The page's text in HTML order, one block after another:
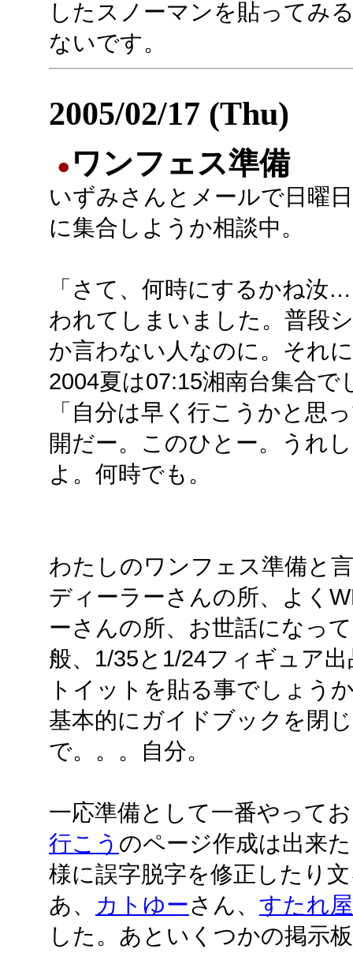
したスノーマンを貼ってみ
ないです。
2005/02/17 (Thu)
● ワンフェス準備
いずみさんとメールで日曜
に集合しようか相談中。
「さて、何時にするかね汝
われてしまいました。普段
か言わない人なのに。それ
2004夏は07:15湘南台集合
「自分は早く行こうかと思
開だー。このひとー。うれ
よ。何時でも。
わたしのワンフェス準備と
ディーラーさんの所、よく
ーさんの所、お世話になっ
般、1/35と1/24フィギュア
トイットを貼る事でしょう
基本的にガイドブックを閉
で。。。自分。
一応準備として一番やって
行こう のページ作成は出来
様に誤字脱字を修正したり
あ、 カトゆーさん、 すたれ屋
した。あといくつかの掲示